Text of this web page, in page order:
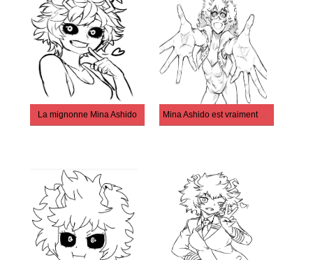
La mignonne Mina Ashido Mina Ashido est vraiment cool